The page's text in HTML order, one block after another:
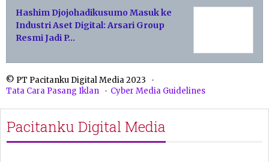
Hashim Djojohadikusumo Masuk ke
Industri Aset Digital: Arsari Group
Resmi Jadi P…
© PT Pacitanku Digital Media 2023
Tata Cara Pasang Iklan
Cyber Media Guidelines
Pacitanku Digital Media